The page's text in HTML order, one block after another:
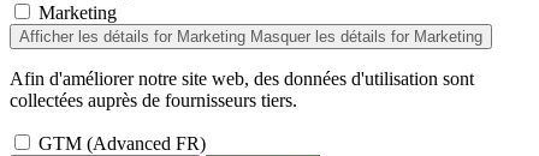
Marketing
Afficher les détails for Marketing Masquer les détails for Marketing
Afin d'améliorer notre site web, des données d'utilisation sont
collectées auprès de fournisseurs tiers.
GTM (Advanced FR)